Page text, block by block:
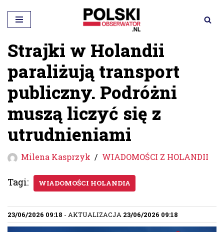
Przejdź
do
treści
Strajki w Holandii
paraliżują transport
publiczny. Podróżni
muszą liczyć się z
utrudnieniami
Milena Kasprzyk WIADOMOŚCI Z HOLANDII
Tagi: WIADOMOŚCI HOLANDIA
23/06/2026 09:18 - AKTUALIZACJA 23/06/2026 09:18